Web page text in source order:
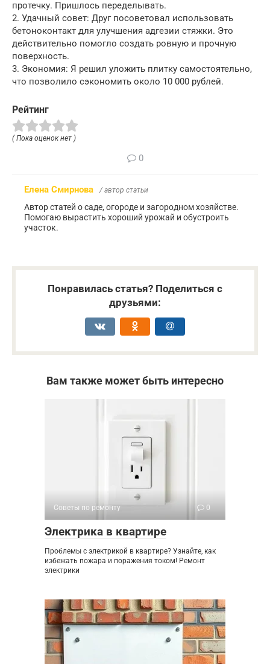
протечку. Пришлось переделывать.
2. Удачный совет: Друг посоветовал использовать
бетоноконтакт для улучшения адгезии стяжки. Это
действительно помогло создать ровную и прочную
поверхность.
3. Экономия: Я решил уложить плитку самостоятельно,
что позволило сэкономить около 10 000 рублей.
Рейтинг
( Пока оценок нет )
0
Елена Смирнова / автор статьи
Автор статей о саде, огороде и загородном хозяйстве.
Помогаю вырастить хороший урожай и обустроить
участок.
Понравилась статья? Поделиться с
друзьями:
Вам также может быть интересно
Советы по ремонту 0
Электрика в квартире
Проблемы с электрикой в квартире? Узнайте, как
избежать пожара и поражения током! Ремонт
электрики